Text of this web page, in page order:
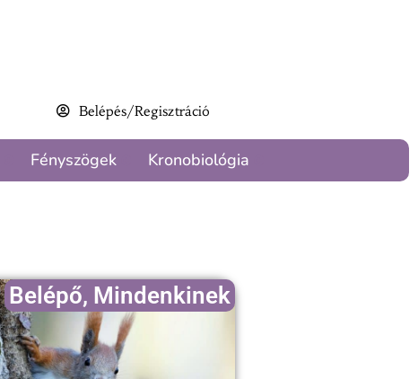
Belépés/Regisztráció
Fényszögek Kronobiológia
Belépő, Mindenkinek